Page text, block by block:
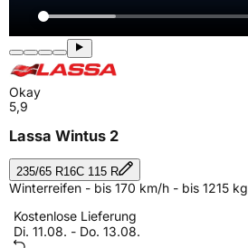
Okay
5,9
Lassa Wintus 2
235/65 R16C 115 R
Winterreifen - bis 170 km/h - bis 1215 kg
Kostenlose Lieferung
Di. 11.08. - Do. 13.08.